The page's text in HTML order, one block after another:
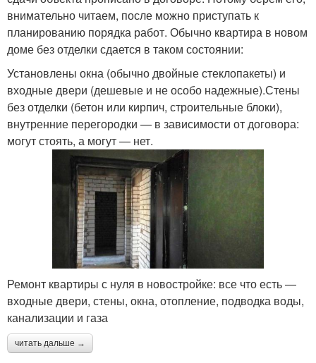
внимательно читаем, после можно приступать к
планированию порядка работ. Обычно квартира в новом
доме без отделки сдается в таком состоянии:
Установлены окна (обычно двойные стеклопакеты) и
входные двери (дешевые и не особо надежные).Стены
без отделки (бетон или кирпич, строительные блоки),
внутренние перегородки — в зависимости от договора:
могут стоять, а могут — нет.
Ремонт квартиры с нуля в новостройке: все что есть —
входные двери, стены, окна, отопление, подводка воды,
канализации и газа
читать дальше →